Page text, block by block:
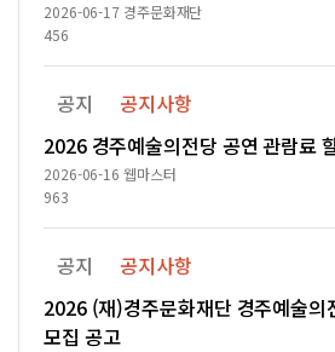
2026-06-17 경주문화재단
456
공지
공지사항
2026 경주예술의전당 공연 관람료
2026-06-16 웹마스터
963
공지
공지사항
2026 (재)경주문화재단 경주예술의
모집 공고